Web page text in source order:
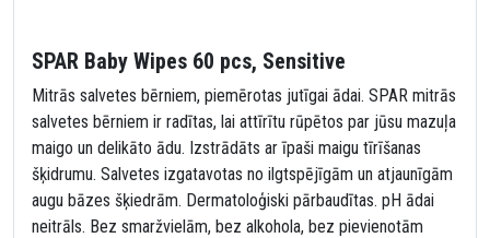
SPAR Baby Wipes 60 pcs, Sensitive
Mitrās salvetes bērniem, piemērotas jutīgai ādai. SPAR mitrās
salvetes bērniem ir radītas, lai attīrītu rūpētos par jūsu mazuļa
maigo un delikāto ādu. Izstrādāts ar īpaši maigu tīrīšanas
šķidrumu. Salvetes izgatavotas no ilgtspējīgām un atjaunīgām
augu bāzes šķiedrām. Dermatoloģiski pārbaudītas. pH ādai
neitrāls. Bez smaržvielām, bez alkohola, bez pievienotām